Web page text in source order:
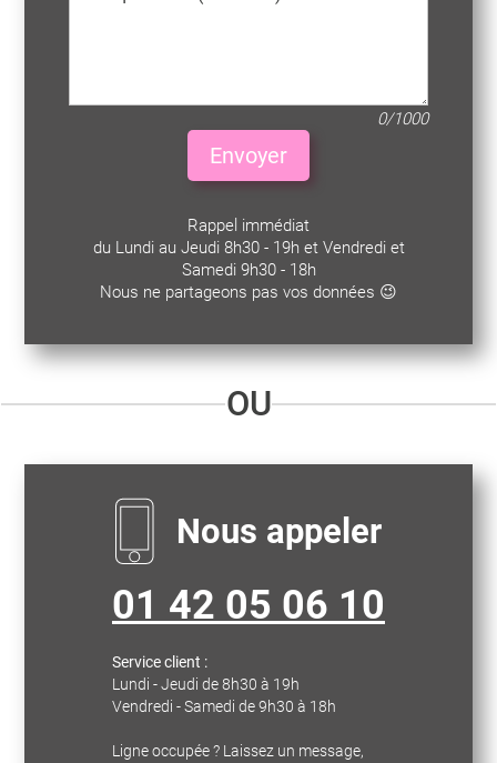
0/1000
Envoyer
Rappel immédiat
du Lundi au Jeudi 8h30 - 19h et Vendredi et
Samedi 9h30 - 18h
Nous ne partageons pas vos données 😉
OU
Nous appeler
01 42 05 06 10
Service client :
Lundi - Jeudi de 8h30 à 19h
Vendredi - Samedi de 9h30 à 18h
Ligne occupée ? Laissez un message,